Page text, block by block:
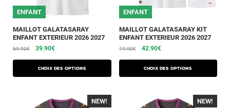
25/26
ENFANT
MAILLOT GALATASARAY
ENFANT EXTERIEUR 2026 2027
69.90€ 39.90€
Choix des options
25/26
ENFANT
MAILLOT GALATASARAY KIT
ENFANT EXTERIEUR 2026 2027
74.90€ 42.90€
Choix des options
-40%
NEW! -40%
NEW!